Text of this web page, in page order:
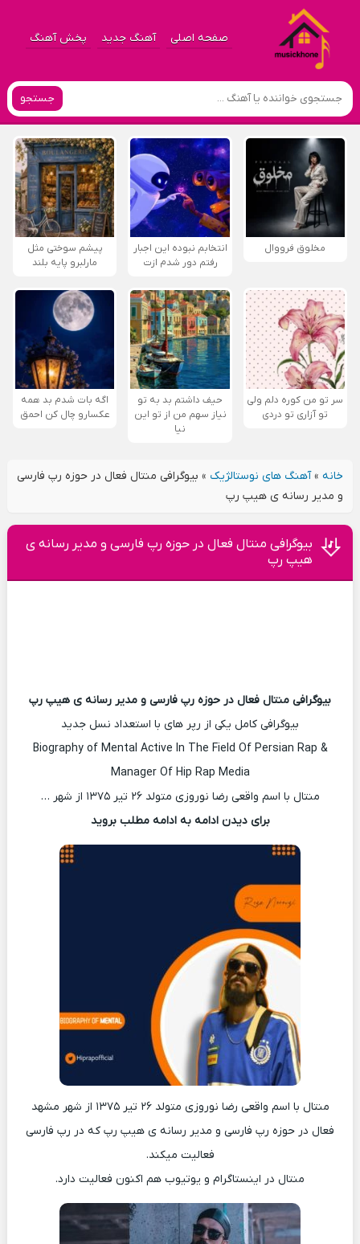
صفحه اصلی آهنگ جدید پخش آهنگ
جستجو
مخلوق فرووال
انتخابم نبوده این اجبار
رفتم دور شدم ازت
پیشم سوختی مثل
مارلبرو پایه بلند
سر تو من کوره دلم ولی
تو آزاری تو دردی
حیف داشتم بد به تو
نیاز سهم من از تو این
نیا
اگه بات شدم بد همه
عکسارو چال کن احمق
خانه»آهنگ های نوستالژیک » بیوگرافی منتال فعال در حوزه رپ فارسی
و مدیر رسانه ی هیپ رپ
بیوگرافی منتال فعال در حوزه رپ فارسی و مدیر رسانه ی
هیپ رپ
بیوگرافی منتال فعال در حوزه رپ فارسی و مدیر رسانه ی هیپ رپ
بیوگرافی کامل یکی از رپر های با استعداد نسل جدید
Biography of Mental Active In The Field Of Persian Rap &
Manager Of Hip Rap Media
منتال با اسم واقعی رضا نوروزی متولد ۲۶ تیر ۱۳۷۵ از شهر …
برای دیدن ادامه به ادامه مطلب بروید
منتال با اسم واقعی رضا نوروزی متولد ۲۶ تیر ۱۳۷۵ از شهر مشهد
فعال در حوزه رپ فارسی و مدیر رسانه ی هیپ رپ که در رپ فارسی
فعالیت میکند.
منتال در اینستاگرام و یوتیوب هم اکنون فعالیت دارد.